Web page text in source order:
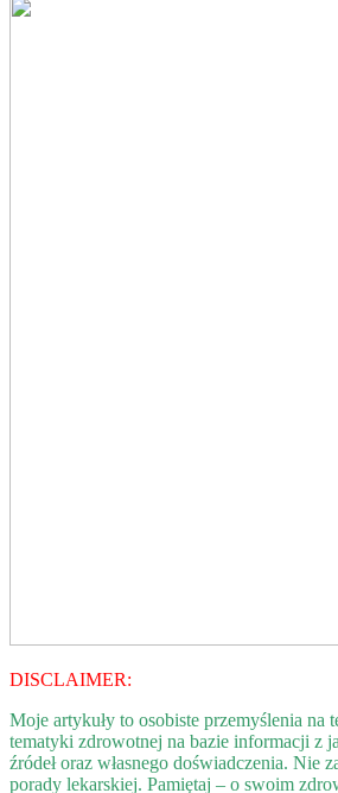
DISCLAIMER:
Moje artykuły to osobiste przemyślenia na
tematyki zdrowotnej na bazie informacji z
źródeł oraz własnego doświadczenia. Nie
porady lekarskiej. Pamiętaj – o swoim